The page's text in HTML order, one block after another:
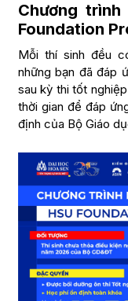
Chương
Foundation
Mỗi thí sinh đều
những bạn đã đáp
sau kỳ thi tốt
thời gian để đáp
định của Bộ Giáo